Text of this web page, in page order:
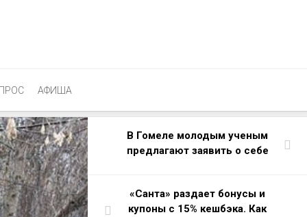
АФИША
В Гомеле молодым ученым
предлагают заявить о себе
«Санта» раздает бонусы и
купоны с 15% кешбэка. Как